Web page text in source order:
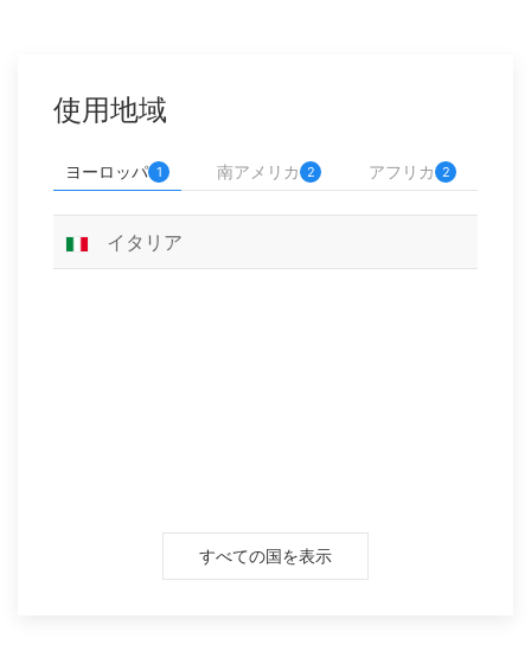
使用地域
ヨーロッパ 1 南アメリカ 2 アフリカ 2
イタリア
すべての国を表示